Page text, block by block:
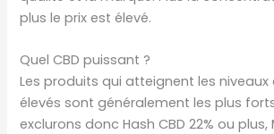
plus le prix est élevé.
Quel CBD puissant ?
Les produits qui atteignent les niveaux
élevés sont généralement les plus
exclurons donc Hash CBD 22% ou plus,